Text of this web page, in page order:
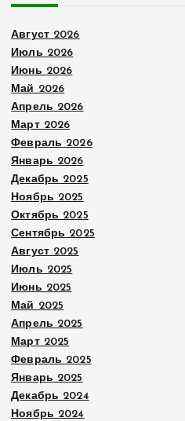
Август 2026
Июль 2026
Июнь 2026
Май 2026
Апрель 2026
Март 2026
Февраль 2026
Январь 2026
Декабрь 2025
Ноябрь 2025
Октябрь 2025
Сентябрь 2025
Август 2025
Июль 2025
Июнь 2025
Май 2025
Апрель 2025
Март 2025
Февраль 2025
Январь 2025
Декабрь 2024
Ноябрь 2024